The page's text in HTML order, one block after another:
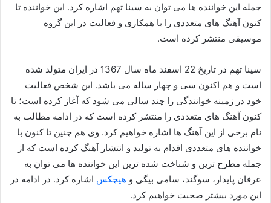
جمله این خواننده ها می توان به سینا تهم اشاره کرد. این خواننده تا
کنون آهنگ های متعددی را با همکاری و فعالیت در این گروه
موسیقی منتشر کرده است.
سینا تهم در تاریخ 22 اسفند ماه سال 1367 در ایران متولد شده
است و هم اکنون سی و چهار ساله می باشد. این شخص فعالیت
خود در زمینه خوانندگی را چند سالی می‌ شود که آغاز کرده است؛ تا
کنون آهنگ های متعددی را منتشر کرده است که در ادامه مطالب به
نام برخی از این آهنگ ها اشاره خواهیم کرد. وی هم چنین تا کنون با
خواننده های متعددی اقدام به تولید و انتشار آهنگ کرده است که از
جمله مطرح ترین و شناخت شده ترین این خواننده ها می توان به
عرفان پایدار، سوگند، سامی بیگی و هیچکس اشاره کرد. در ادامه در
این مورد بیشتر صحبت خواهیم کرد.